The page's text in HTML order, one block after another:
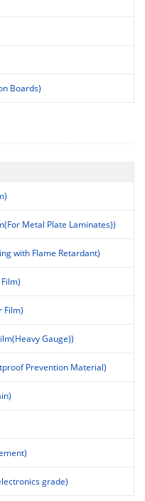
Boards)
Metal Plate Laminates))
with Flame Retardant)
Film)
Gauge))
Prevention Material)
grade)